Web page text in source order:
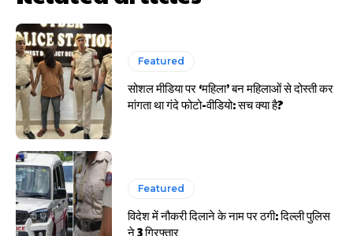
हर खाते के बदले मिलते थे 20 से 25 हजार
Featured
सोशल मीडिया पर ‘महिला’ बन महिलाओं से दोस्ती कर
मांगता था गंदे फोटो-वीडियो: सच क्या है?
Featured
विदेश में नौकरी दिलाने के नाम पर ठगी: दिल्ली पुलिस
ने 3 गिरफ्तार